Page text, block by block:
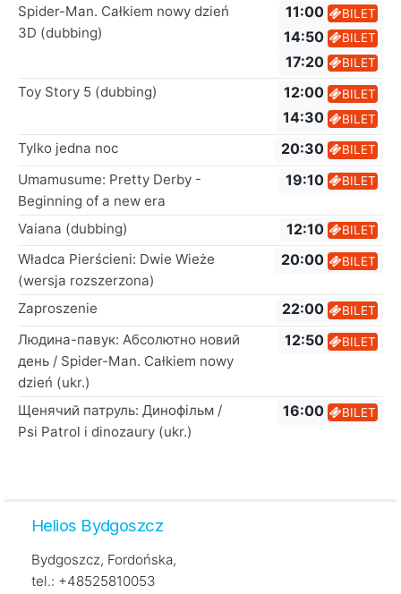
Spider-Man. Całkiem nowy dzień
3D (dubbing)
11:00 BILET
14:50 BILET
17:20 BILET
Toy Story 5 (dubbing) 12:00 BILET
14:30 BILET
Tylko jedna noc 20:30 BILET
Umamusume: Pretty Derby -
Beginning of a new era
19:10 BILET
Vaiana (dubbing) 12:10 BILET
Władca Pierścieni: Dwie Wieże
(wersja rozszerzona)
20:00 BILET
Zaproszenie 22:00 BILET
Людина-павук: Абсолютно новий
день / Spider-Man. Całkiem nowy
dzień (ukr.)
12:50 BILET
Щенячий патруль: Динофільм /
Psi Patrol i dinozaury (ukr.)
16:00 BILET
Helios Bydgoszcz
Bydgoszcz, Fordońska,
tel.: +48525810053